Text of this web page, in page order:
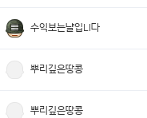
수익보는냘입LI다
뿌리깊은땅콩
뿌리깊은땅콩